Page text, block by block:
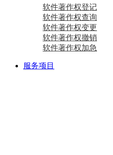
软件著作权登记
软件著作权查询
软件著作权变更
软件著作权撤销
软件著作权加急
服务项目